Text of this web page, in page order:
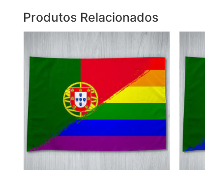
Produtos Relacionados